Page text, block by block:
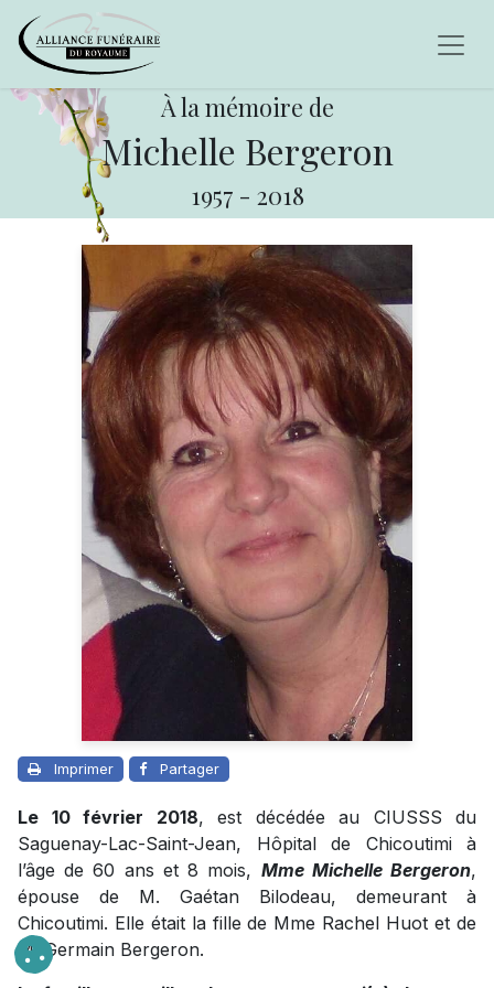
À la mémoire de
Michelle Bergeron
1957 - 2018
Imprimer Partager
Le 10 février 2018, est décédée au CIUSSS du
Saguenay-Lac-Saint-Jean, Hôpital de Chicoutimi à
l’âge de 60 ans et 8 mois, Mme Michelle Bergeron,
épouse de M. Gaétan Bilodeau, demeurant à
Chicoutimi. Elle était la fille de Mme Rachel Huot et de
M. Germain Bergeron.